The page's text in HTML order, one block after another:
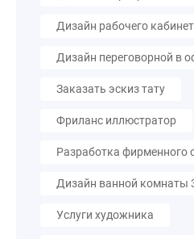
Дизайн рабочего
Дизайн переговорной в
Заказать эскиз тату
Фриланс иллюстратор
Разработка фирменного
Дизайн ванной комнаты
Услуги художника